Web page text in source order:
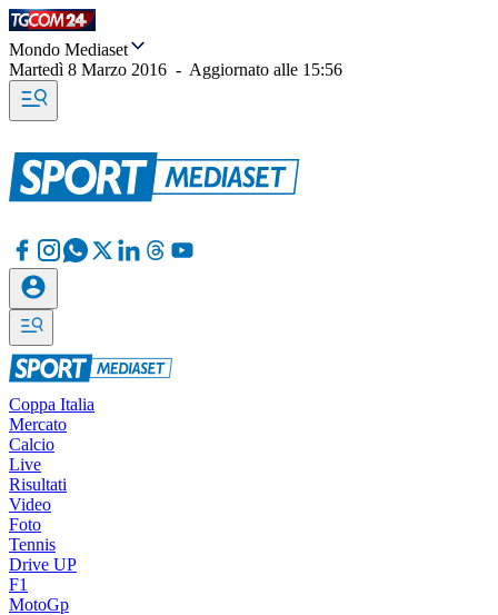
Mondo Mediaset
Martedì 8 Marzo 2016 - Aggiornato alle 15:56
Coppa Italia
Mercato
Calcio
Live
Risultati
Video
Foto
Tennis
Drive UP
F1
MotoGp